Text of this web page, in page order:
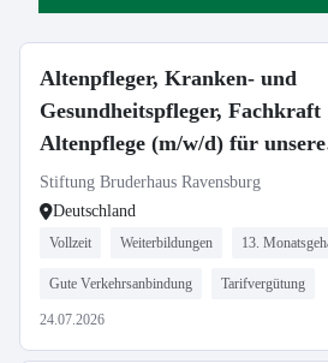
Altenpfleger, Kranken- und
Gesundheitspfleger, Fachkraft
Altenpflege (m/w/d) für unsere
Häuser in Ravensburg und
Oberhofen gesucht!
Stiftung Bruderhaus Ravensburg
Deutschland
Vollzeit Weiterbildungen 13.
Gute Verkehrsanbindung Tarifvergütung
24.07.2026